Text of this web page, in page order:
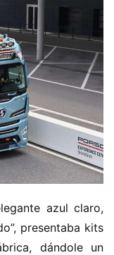
azul claro,
presentaba kits
dándole un